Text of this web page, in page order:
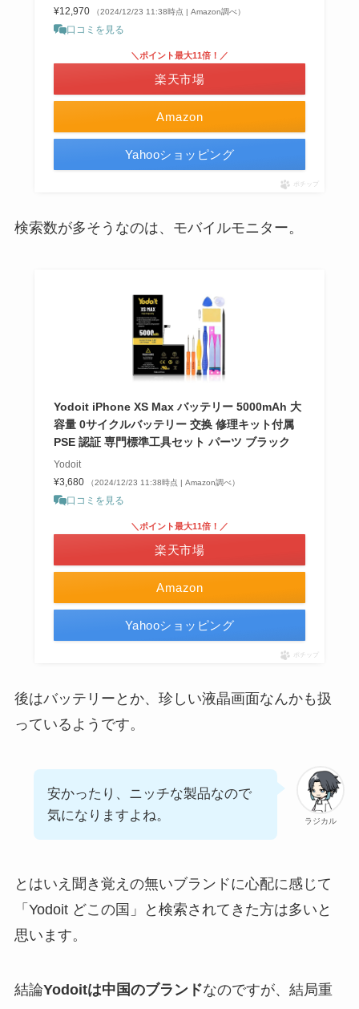
¥12,970
（2024/12/23 11:38時点 | Amazon調べ）
口コミを見る
Amazon
＼ポイント最大11倍！／
楽天市場
Yahooショッピング
ポチップ
検索数が多そうなのは、モバイルモニター。
Yodoit iPhone XS Max バッテリー 5000mAh 大
容量 0サイクルバッテリー 交换 修理キット付属
PSE 認証 専門標準工具セット パーツ ブラック
Yodoit
¥3,680
（2024/12/23 11:38時点 | Amazon調べ）
口コミを見る
Amazon
＼ポイント最大11倍！／
楽天市場
Yahooショッピング
ポチップ
後はバッテリーとか、珍しい液晶画面なんかも扱
っているようです。
ラジカル
安かったり、ニッチな製品なので
気になりますよね。
とはいえ聞き覚えの無いブランドに心配に感じて
「Yodoit どこの国」と検索されてきた方は多いと
思います。
結論Yodoitは中国のブランドなのですが、結局重